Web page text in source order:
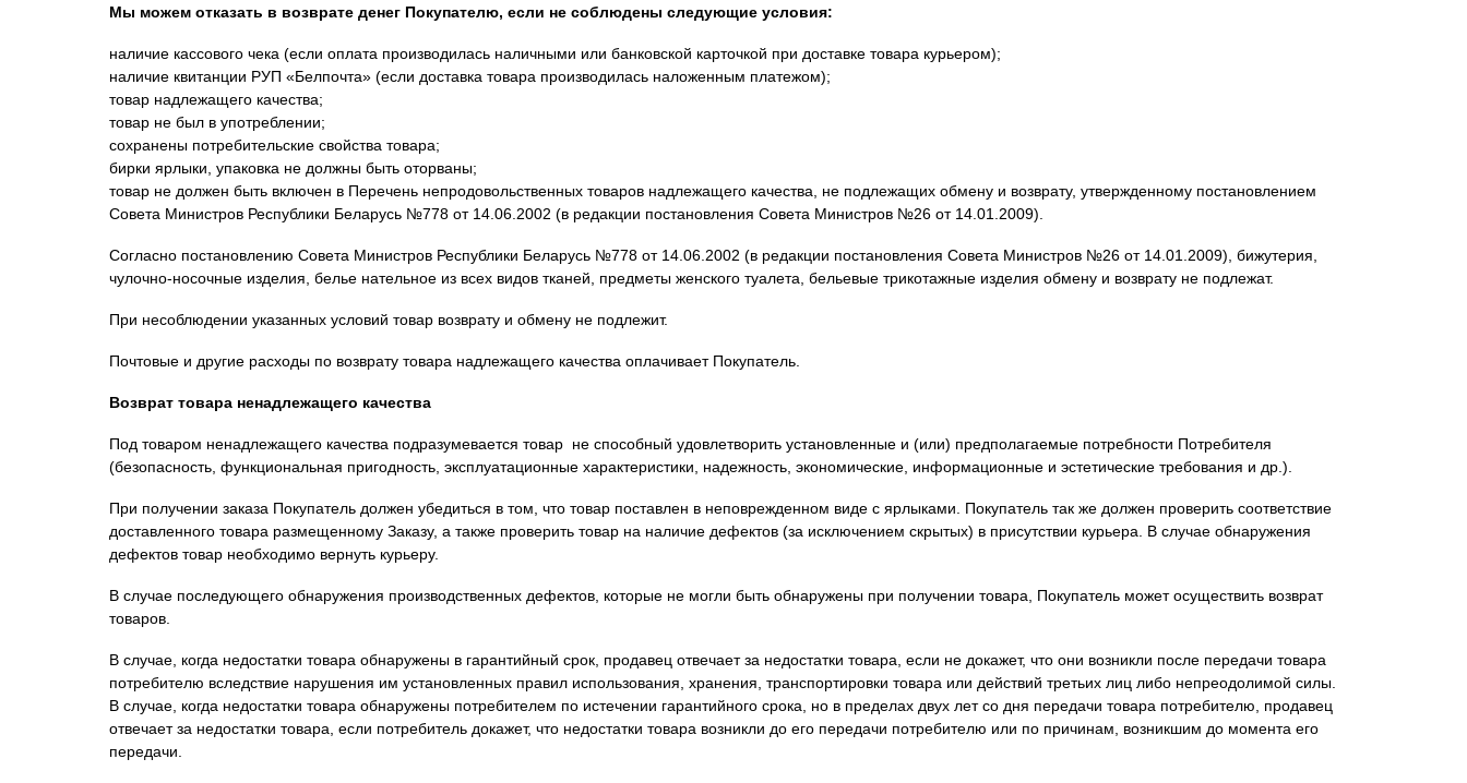
Мы можем отказать в возврате денег Покупателю, если не соблюдены следующие условия:
наличие кассового чека (если оплата производилась наличными или банковской карточкой при доставке товара курьером);
наличие квитанции РУП «Белпочта» (если доставка товара производилась наложенным платежом);
товар надлежащего качества;
товар не был в употреблении;
сохранены потребительские свойства товара;
бирки ярлыки, упаковка не должны быть оторваны;
товар не должен быть включен в Перечень непродовольственных товаров надлежащего качества, не подлежащих обмену и возврату, утвержденному постановлением
Совета Министров Республики Беларусь №778 от 14.06.2002 (в редакции постановления Совета Министров №26 от 14.01.2009).
Согласно постановлению Совета Министров Республики Беларусь №778 от 14.06.2002 (в редакции постановления Совета Министров №26 от 14.01.2009), бижутерия,
чулочно-носочные изделия, белье нательное из всех видов тканей, предметы женского туалета, бельевые трикотажные изделия обмену и возврату не подлежат.
При несоблюдении указанных условий товар возврату и обмену не подлежит.
Почтовые и другие расходы по возврату товара надлежащего качества оплачивает Покупатель.
Возврат товара ненадлежащего качества
Под товаром ненадлежащего качества подразумевается товар не способный удовлетворить установленные и (или) предполагаемые потребности Потребителя
(безопасность, функциональная пригодность, эксплуатационные характеристики, надежность, экономические, информационные и эстетические требования и др.).
При получении заказа Покупатель должен убедиться в том, что товар поставлен в неповрежденном виде с ярлыками. Покупатель так же должен проверить соответствие
доставленного товара размещенному Заказу, а также проверить товар на наличие дефектов (за исключением скрытых) в присутствии курьера. В случае обнаружения
дефектов товар необходимо вернуть курьеру.
В случае последующего обнаружения производственных дефектов, которые не могли быть обнаружены при получении товара, Покупатель может осуществить возврат
товаров.
В случае, когда недостатки товара обнаружены в гарантийный срок, продавец отвечает за недостатки товара, если не докажет, что они возникли после передачи товара
потребителю вследствие нарушения им установленных правил использования, хранения, транспортировки товара или действий третьих лиц либо непреодолимой силы.
В случае, когда недостатки товара обнаружены потребителем по истечении гарантийного срока, но в пределах двух лет со дня передачи товара потребителю, продавец
отвечает за недостатки товара, если потребитель докажет, что недостатки товара возникли до его передачи потребителю или по причинам, возникшим до момента его
передачи.